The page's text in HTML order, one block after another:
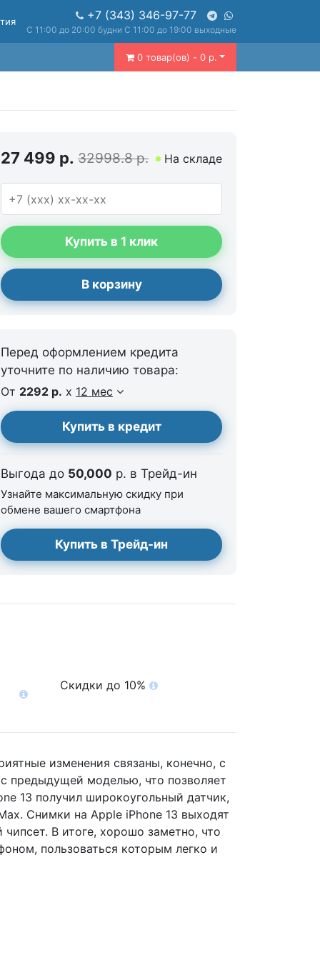
+7 (343) 346-97-77
С 11:00 до 20:00 будни С 11:00 до 19:00 выходные
0 товар(ов) - 0 р.
27 499 р. 32998.8 р. На складе
Купить в 1 клик
В корзину
Перед оформлением кредита
уточните по наличию товара:
От 2292 р. x 12 мес
Купить в кредит
Выгода до 50,000 р. в Трейд-ин
Узнайте максимальную скидку при
обмене вашего смартфона
Купить в Трейд-ин
Скидки до 10%
изменения связаны, конечно, с
предыдущей моделью, что позволяет
13 получил широкоугольный датчик,
Снимки на Apple iPhone 13 выходят
В итоге, хорошо заметно, что
пользоваться которым легко и